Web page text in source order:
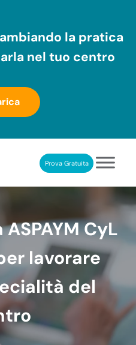
la pratica
nel tuo centro
Prova Gratuita
CyL
lavorare
del